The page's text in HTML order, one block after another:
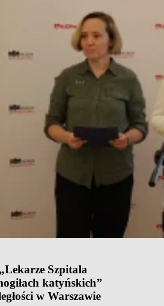
Szpitala
katyńskich”
w Warszawie